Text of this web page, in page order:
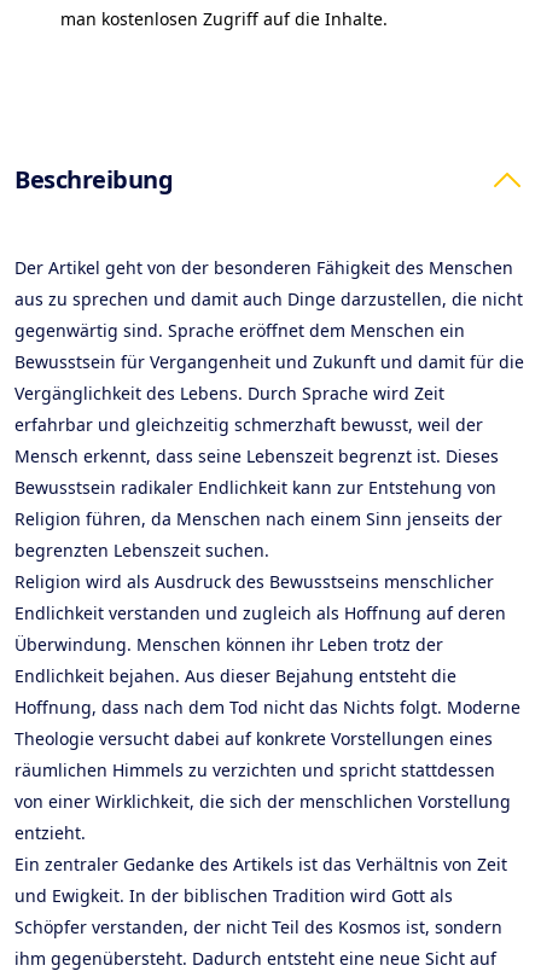
man kostenlosen Zugriff auf die Inhalte.
Products
Beschreibung
Der Artikel geht von der besonderen Fähigkeit des Menschen
aus zu sprechen und damit auch Dinge darzustellen, die nicht
gegenwärtig sind. Sprache eröffnet dem Menschen ein
Bewusstsein für Vergangenheit und Zukunft und damit für die
Vergänglichkeit des Lebens. Durch Sprache wird Zeit
erfahrbar und gleichzeitig schmerzhaft bewusst, weil der
Mensch erkennt, dass seine Lebenszeit begrenzt ist. Dieses
Bewusstsein radikaler Endlichkeit kann zur Entstehung von
Religion führen, da Menschen nach einem Sinn jenseits der
begrenzten Lebenszeit suchen.
Religion wird als Ausdruck des Bewusstseins menschlicher
Endlichkeit verstanden und zugleich als Hoffnung auf deren
Überwindung. Menschen können ihr Leben trotz der
Endlichkeit bejahen. Aus dieser Bejahung entsteht die
Hoffnung, dass nach dem Tod nicht das Nichts folgt. Moderne
Theologie versucht dabei auf konkrete Vorstellungen eines
räumlichen Himmels zu verzichten und spricht stattdessen
von einer Wirklichkeit, die sich der menschlichen Vorstellung
entzieht.
Ein zentraler Gedanke des Artikels ist das Verhältnis von Zeit
und Ewigkeit. In der biblischen Tradition wird Gott als
Schöpfer verstanden, der nicht Teil des Kosmos ist, sondern
ihm gegenübersteht. Dadurch entsteht eine neue Sicht auf